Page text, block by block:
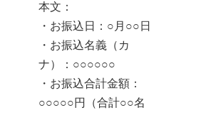
本文：
・お振込日：○月○○日
・お振込名義（カ
ナ）：○○○○○○
・お振込合計金額：
○○○○○円（合計○○名